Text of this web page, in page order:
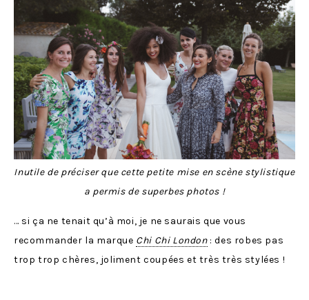
Inutile de préciser que cette petite mise en scène stylistique
a permis de superbes photos !
… si ça ne tenait qu’à moi, je ne saurais que vous
recommander la marque Chi Chi London: des robes pas
trop trop chères, joliment coupées et très très stylées !